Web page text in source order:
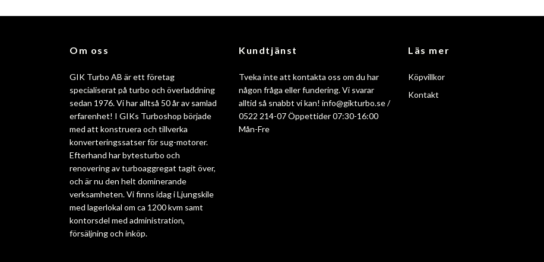
Om oss
GIK Turbo AB är ett företag
specialiserat på turbo och överladdning
sedan 1976. Vi har alltså 50 år av samlad
erfarenhet! I GIKs Turboshop började
med att konstruera och tillverka
konverteringssatser för sug-motorer.
Efterhand har bytesturbo och
renovering av turboaggregat tagit över,
och är nu den helt dominerande
verksamheten. Vi finns idag i Ljungskile
med lagerlokal om ca 1200 kvm samt
kontorsdel med administration,
försäljning och inköp.
Kundtjänst
Tveka inte att kontakta oss om du har
någon fråga eller fundering. Vi svarar
alltid så snabbt vi kan! info@gikturbo.se/
0522 214-07 Öppettider 07:30-16:00
Mån-Fre
Läs mer
Köpvillkor
Kontakt